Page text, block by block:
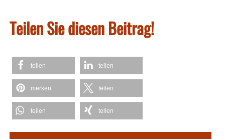
Teilen Sie diesen Beitrag!
teilen teilen
merken teilen
teilen teilen